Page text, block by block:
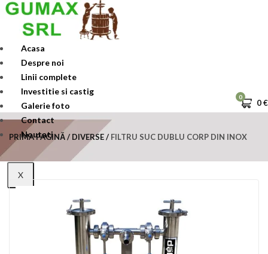
Skip
content
Acasa
Despre noi
Linii complete
Investitie si castig
Galerie foto
Contact
Noutati
X
0
0€
PRIMA PAGINĂ DIVERSE FILTRU SUC DUBLU CORP DIN INOX